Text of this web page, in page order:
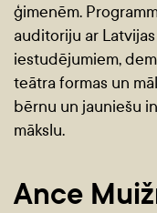
ģimenēm.
auditoriju ar
iestudējumiem,
teātra formas un
bērnu un jauniešu
mākslu.
Ance